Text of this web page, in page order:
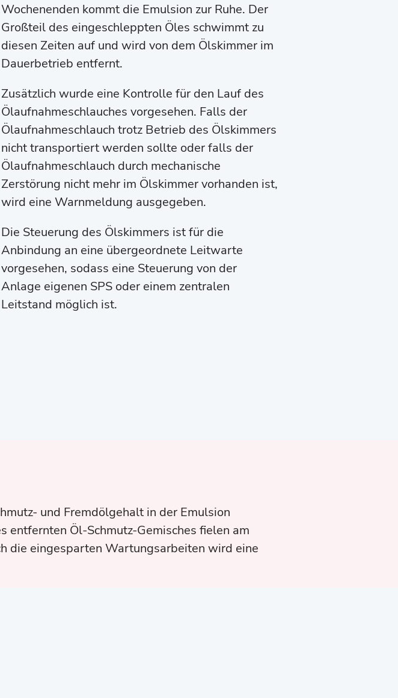
Wochenenden kommt die Emulsion zur Ruhe. Der
Großteil des eingeschleppten Öles schwimmt zu
diesen Zeiten auf und wird von dem Ölskimmer im
Dauerbetrieb entfernt.
Zusätzlich wurde eine Kontrolle für den Lauf des
Ölaufnahmeschlauches vorgesehen. Falls der
Ölaufnahmeschlauch trotz Betrieb des Ölskimmers
nicht transportiert werden sollte oder falls der
Ölaufnahmeschlauch durch mechanische
Zerstörung nicht mehr im Ölskimmer vorhanden ist,
wird eine Warnmeldung ausgegeben.
Die Steuerung des Ölskimmers ist für die
Anbindung an eine übergeordnete Leitwarte
vorgesehen, sodass eine Steuerung von der
Anlage eigenen SPS oder einem zentralen
Leitstand möglich ist.
und Fremdölgehalt in der Emulsion
Öl-Schmutz-Gemisches fielen am
die eingesparten Wartungsarbeiten wird eine